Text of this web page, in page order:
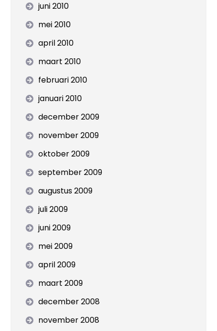
juni 2010
mei 2010
april 2010
maart 2010
februari 2010
januari 2010
december 2009
november 2009
oktober 2009
september 2009
augustus 2009
juli 2009
juni 2009
mei 2009
april 2009
maart 2009
december 2008
november 2008